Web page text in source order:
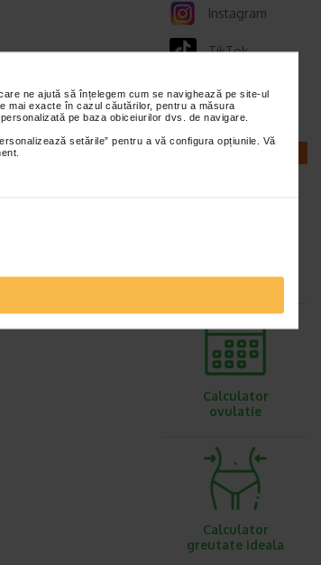
ne ajută să înțelegem cum se navighează pe site-ul
mai exacte în cazul căutărilor, pentru a măsura
pe baza obiceiurilor dvs. de navigare.
setările” pentru a vă configura opțiunile. Vă
Instagram
TikTok
Whatsapp
sarcina
Calculator
ovulatie
Calculator
greutate ideala